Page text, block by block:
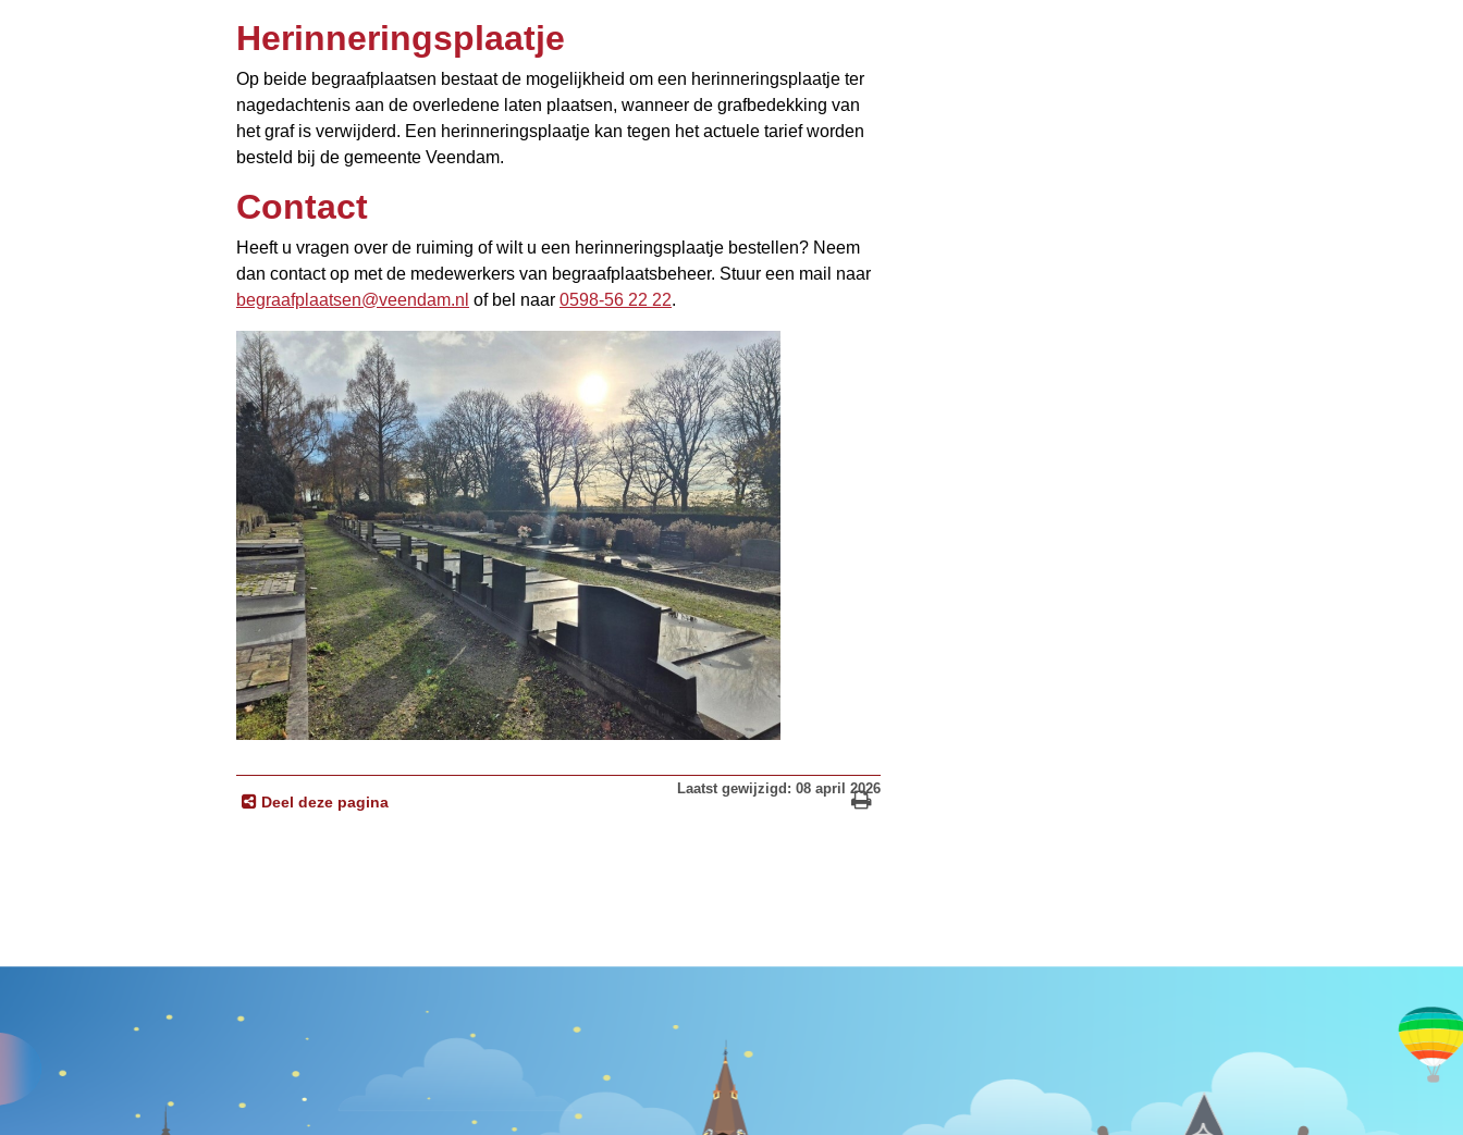
Herinneringsplaatje
Op beide begraafplaatsen bestaat de mogelijkheid om een herinneringsplaatje ter
nagedachtenis aan de overledene laten plaatsen, wanneer de grafbedekking van
het graf is verwijderd. Een herinneringsplaatje kan tegen het actuele tarief worden
besteld bij de gemeente Veendam.
Contact
Heeft u vragen over de ruiming of wilt u een herinneringsplaatje bestellen? Neem
dan contact op met de medewerkers van begraafplaatsbeheer. Stuur een mail naar
begraafplaatsen@veendam.nl of bel naar 0598-56 22 22.
Deel deze pagina
Laatst gewijzigd: 08 april 2026